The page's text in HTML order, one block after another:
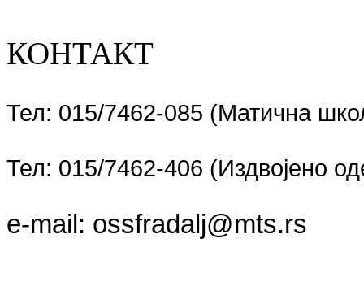
КОНТАКТ
Тел: 015/7462-085 (Матична
Тел: 015/7462-406 (Издвојено
e-mail: ossfradalj@mts.rs